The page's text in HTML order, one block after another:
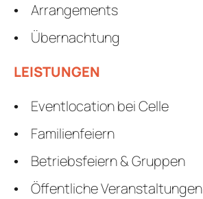
Arrangements
Übernachtung
LEISTUNGEN
Eventlocation bei Celle
Familienfeiern
Betriebsfeiern & Gruppen
Öffentliche Veranstaltungen